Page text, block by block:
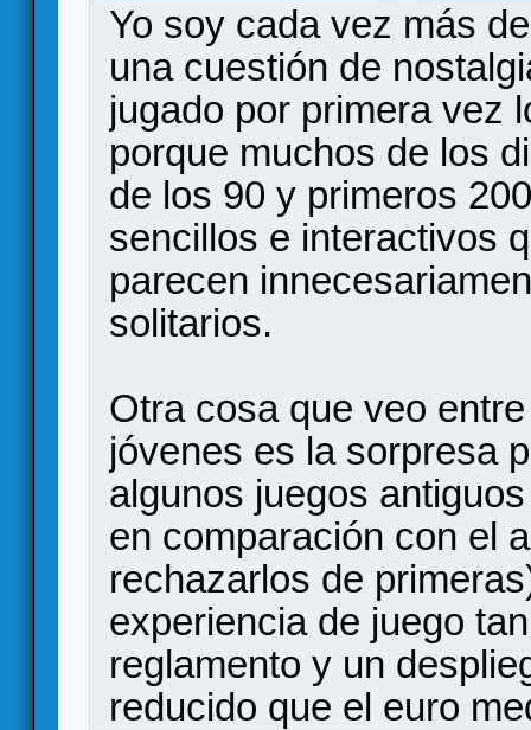
Yo soy cada vez más
una cuestión de
jugado por primera vez
porque muchos de los
de los 90 y primeros
sencillos e interactivos
parecen
solitarios.
Otra cosa que veo
jóvenes es la sorpresa
algunos juegos
en comparación con el
rechazarlos de
experiencia de juego
reglamento y un
reducido que el euro